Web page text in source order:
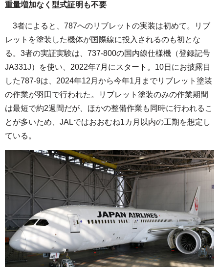
重量増加なく型式証明も不要
3者によると、787へのリブレットの実装は初めて。リブ
レットを塗装した機体が国際線に投入されるのも初とな
る。3者の実証実験は、737-800の国内線仕様機（登録記号
JA331J）を使い、2022年7月にスタート。10日にお披露目
した787-9は、2024年12月から今年1月までリブレット塗装
の作業が羽田で行われた。リブレット塗装のみの作業期間
は最短で約2週間だが、ほかの整備作業も同時に行われるこ
とが多いため、JALではおおむね1カ月以内の工期を想定し
ている。